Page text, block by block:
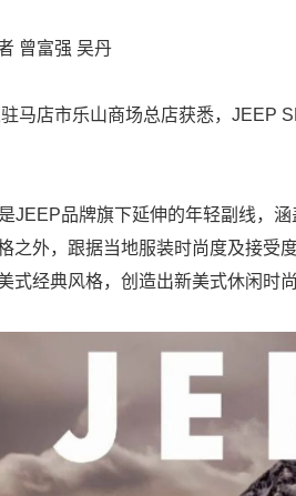
曾富强 吴丹
马店市乐山商场总店获悉，JEEP
JEEP品牌旗下延伸的年轻副线，
之外，跟据当地服装时尚度及接受
式经典风格，创造出新美式休闲时